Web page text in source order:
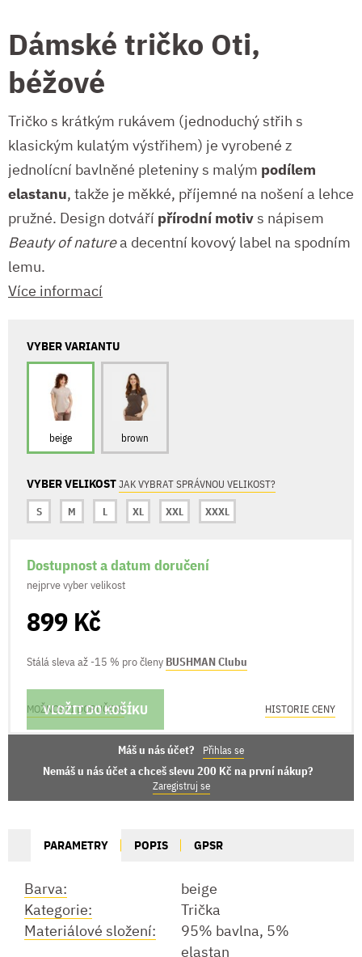
Dámské tričko Oti,
béžové
Tričko s krátkým rukávem (jednoduchý střih s
klasickým kulatým výstřihem) je vyrobené z
jednolícní bavlněné pleteniny s malým podílem
elastanu, takže je měkké, příjemné na nošení a lehce
pružné. Design dotváří přírodní motiv s nápisem
Beauty of naturea decentní kovový label na spodním
lemu.
Více informací
VYBER VARIANTU
beige brown
VYBER VELIKOSTJAK VYBRAT SPRÁVNOU VELIKOST?
S
M L XL XXL XXXL
Dostupnost a datum doručení
nejprve vyber velikost
899 Kč
Stálá sleva až -15 % pro členy BUSHMAN Clubu
VLOŽIT DO KOŠÍKU
MOŽNOSTI DORUČENÍ HISTORIE CENY
Máš u nás účet? Přihlas se
Nemáš u nás účet a chceš slevu 200 Kč na první nákup?
Zaregistruj se
PARAMETRY POPIS GPSR
Barva:
beige
Kategorie:
Trička
Materiálové složení:
95% bavlna, 5%
elastan